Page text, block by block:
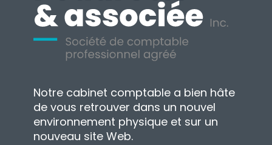
Notre cabinet comptable a bien hâte
de vous retrouver dans un nouvel
environnement physique et sur un
nouveau site Web.